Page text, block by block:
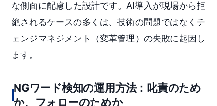
な側面に配慮した設計です。AI導入が現場から拒
絶されるケースの多くは、技術の問題ではなくチ
ェンジマネジメント（変革管理）の失敗に起因し
ます。
NGワード検知の運用方法：叱責のため
か、フォローのためか